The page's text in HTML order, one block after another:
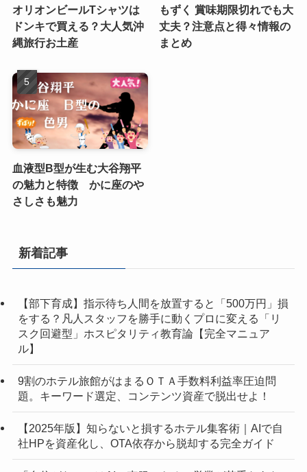
オリオンビールTシャツは
ドンキで買える？大人気沖
縄旅行お土産
もずく 賞味期限切れでも大
丈夫？注意点と得々情報の
まとめ
血液型B型が生む大谷翔平
の魅力と特徴 かに座のや
さしさも魅力
新着記事
【部下育成】指示待ち人間を放置すると「500万円」損
をする？凡人スタッフを勝手に動くプロに変える「リ
スク回避型」ホスピタリティ教育論【完全マニュア
ル】
9割のホテル旅館がはまるＯＴＡ手数料利益率圧迫問
題。キーワード選定、コンテンツ資産で脱出せよ！
【2025年版】知らないと損するホテル集客術｜AIで自
社HPを資産化し、OTA依存から脱却する完全ガイド